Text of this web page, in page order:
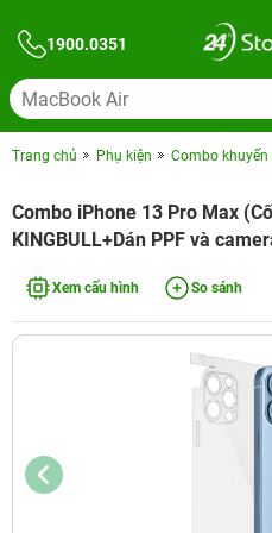
1900.0351
Trang chủ Phụ kiện Combo khuyến
Combo iPhone 13 Pro Max
KINGBULL+Dán PPF và
Xem cấu hình So sánh